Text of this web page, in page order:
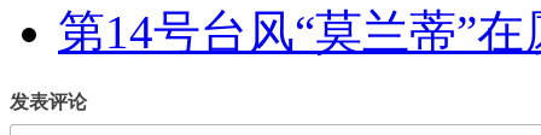
第14号台风“莫兰蒂”
发表评论